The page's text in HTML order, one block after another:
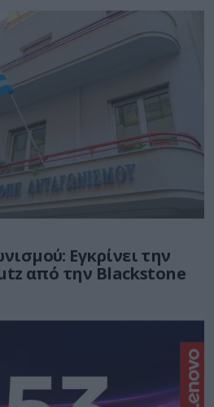
Εγκρίνει την
από την Blackstone